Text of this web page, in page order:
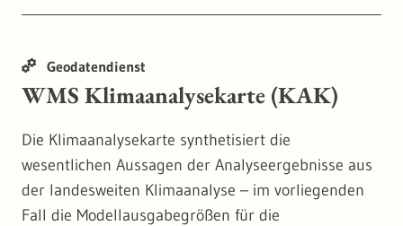
Garantie für die Vollständigkeit und Stabilität des
Download-Dienstes (WFS) geben. Bitte prüfen Sie
ebenfalls angebotenen Darstellungsdienste (WMS).
Geodatendienst
WMS Klimaanalysekarte (KAK)
Die Klimaanalysekarte synthetisiert die
wesentlichen Aussagen der Analyseergebnisse aus
der landesweiten Klimaanalyse – im vorliegenden
Fall die Modellausgabegrößen für die